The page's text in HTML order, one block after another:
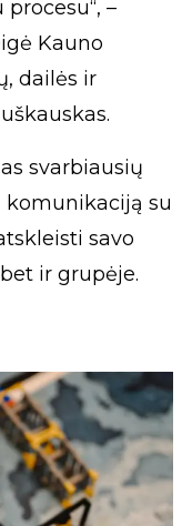
–
Kauno
dailės ir
svarbiausių
su
savo
ir grupėje.